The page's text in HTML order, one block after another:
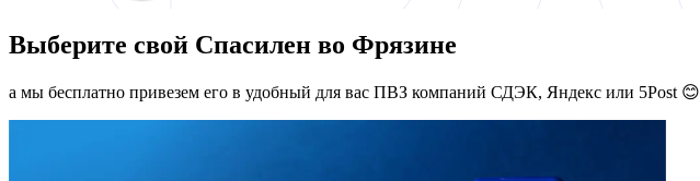
Выберите свой Спасилен во Фрязине
а мы бесплатно привезем его в удобный для вас ПВЗ компаний СДЭК, Яндекс или 5Post 😊